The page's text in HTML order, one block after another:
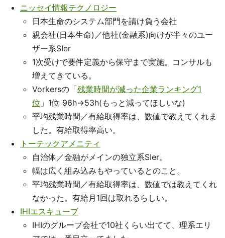
ニッセイ情報テクノロジー
日本生命のシステム部門を請け負う会社
親会社(日本生命)／他社(金融系)向けが半々のユー
ザー系SIer
1次受けで要件定義から保守まで実施。コンサルも
増えてきている。
Vorkersの「残業時間が減った企業ランキング1
位 」1位 96h→53h(もっと減ってほしいな)
平均残業時間／有給取得率は、数値で教えてくれま
した。有給取得率高い。
トーテックアメニティ
自治体／金融がメインの独立系SIer。
幅は広く組み込みもやっているとのこと。
平均残業時間／有給取得率は、数値では教えてくれ
なかった。有給月1回は取れるらしい。
IHIエスキューブ
IHIのグループ会社で10社くらい出てて、理系エリ